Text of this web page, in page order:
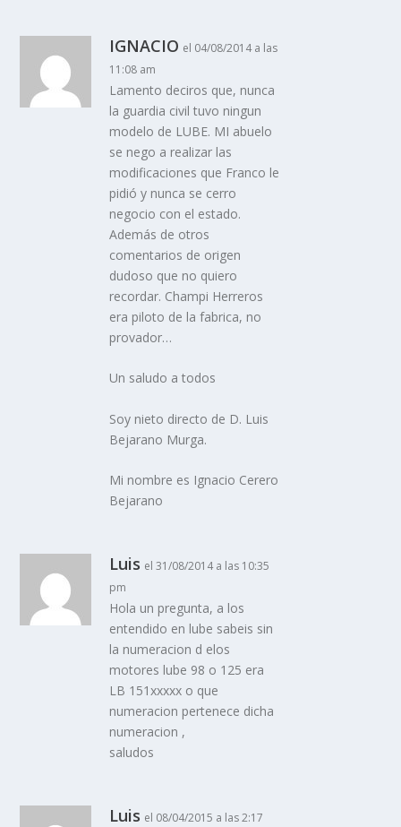
IGNACIO el 04/08/2014 a las
11:08 am
Lamento deciros que, nunca
la guardia civil tuvo ningun
modelo de LUBE. MI abuelo
se nego a realizar las
modificaciones que Franco le
pidió y nunca se cerro
negocio con el estado.
Además de otros
comentarios de origen
dudoso que no quiero
recordar. Champi Herreros
era piloto de la fabrica, no
provador…
Un saludo a todos
Soy nieto directo de D. Luis
Bejarano Murga.
Mi nombre es Ignacio Cerero
Bejarano
Luis el 31/08/2014 a las 10:35
pm
Hola un pregunta, a los
entendido en lube sabeis sin
la numeracion d elos
motores lube 98 o 125 era
LB 151xxxxx o que
numeracion pertenece dicha
numeracion ,
saludos
Luis el 08/04/2015 a las 2:17